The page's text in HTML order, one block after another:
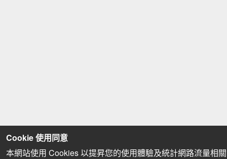
Cookie 使用同意
本網站使用 Cookies 以提昇您的使用體驗及統計網路流量相